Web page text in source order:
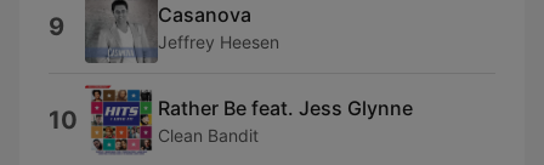
9 Casanova
Jeffrey Heesen
10 Rather Be feat. Jess Glynne
Clean Bandit